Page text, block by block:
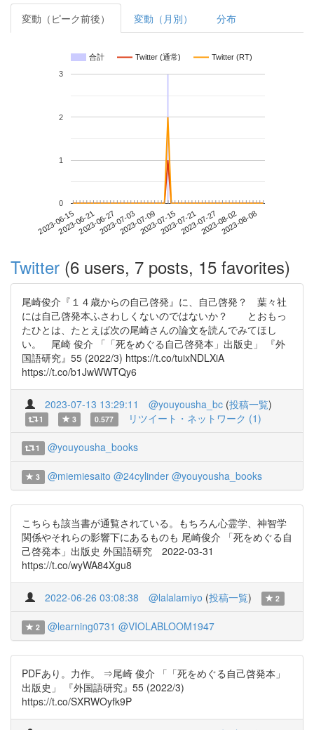
変動（ピーク前後） 変動（月別） 分布
合計 Twitter (通常) Twitter (RT)
2023-06-152023-06-212023-06-272023-07-032023-07-092023-07-152023-07-212023-07-272023-08-022023-08-08
0
1
2
3
Twitter (6 users, 7 posts, 15 favorites)
尾崎俊介『１４歳からの自己啓発』に、自己啓発？ 葉々社
には自己啓発本ふさわしくないのではないか？ とおもっ
たひとは、たとえば次の尾崎さんの論文を読んでみてほし
い。 尾崎 俊介 「「死をめぐる自己啓発本」出版史」 『外
国語研究』55 (2022/3) https://t.co/tuixNDLXiA
https://t.co/b1JwWWTQy6
2023-07-13 13:29:11 @youyousha_bc (投稿一覧)
1 3 0.577 リツイート・ネットワーク (1)
1 @youyousha_books
3 @miemiesaito @24cylinder @youyousha_books
こちらも該当書が通覧されている。もちろん心霊学、神智学
関係やそれらの影響下にあるものも 尾崎俊介 「死をめぐる自
己啓発本」出版史 外国語研究 2022-03-31
https://t.co/wyWA84Xgu8
2022-06-26 03:08:38 @lalalamiyo (投稿一覧) 2
2 @learning0731 @VIOLABLOOM1947
PDFあり。力作。 ⇒尾崎 俊介 「「死をめぐる自己啓発本」
出版史」 『外国語研究』55 (2022/3)
https://t.co/SXRWOyfk9P